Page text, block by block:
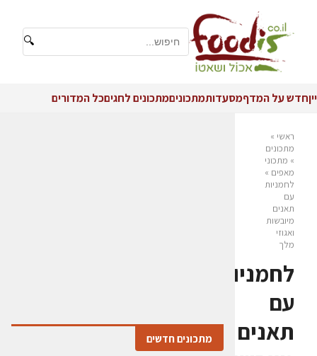
🔍
ייןחדש על המדףמסעדותמתכוניםמתכונים לחגיםכל המדורים
ראשי »
מתכונים
» מתכוני
מאפים »
לחמניות
עם
תאנים
מיובשות
ואגוזי
מלך
לחמניות
עם
תאנים
מתכונים חדשים